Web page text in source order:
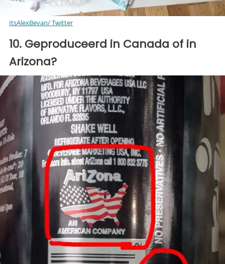
ItsAlexBevan/ Twitter
10. Geproduceerd in Canada of in
Arizona?